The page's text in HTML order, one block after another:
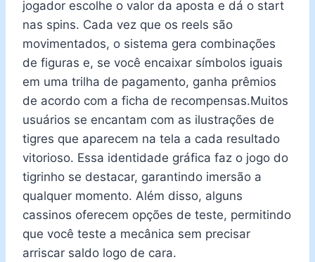
jogador escolhe o valor da aposta e dá o start
nas spins. Cada vez que os reels são
movimentados, o sistema gera combinações
de figuras e, se você encaixar símbolos iguais
em uma trilha de pagamento, ganha prêmios
de acordo com a ficha de recompensas.Muitos
usuários se encantam com as ilustrações de
tigres que aparecem na tela a cada resultado
vitorioso. Essa identidade gráfica faz o jogo do
tigrinho se destacar, garantindo imersão a
qualquer momento. Além disso, alguns
cassinos oferecem opções de teste, permitindo
que você teste a mecânica sem precisar
arriscar saldo logo de cara.